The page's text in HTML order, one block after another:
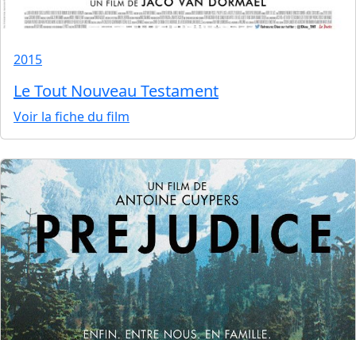
2015
Le Tout Nouveau Testament
Voir la fiche du film